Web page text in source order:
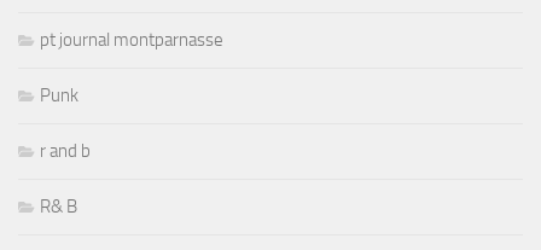
pt journal montparnasse
Punk
r and b
R& B